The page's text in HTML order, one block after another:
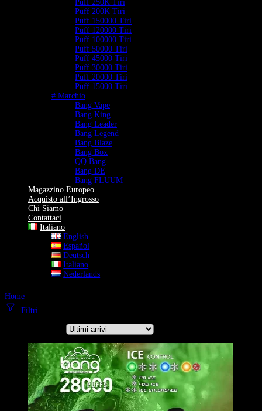
Puff 250K Tiri
Puff 200K Tiri
Puff 150000 Tiri
Puff 120000 Tiri
Puff 100000 Tiri
Puff 50000 Tiri
Puff 45000 Tiri
Puff 30000 Tiri
Puff 20000 Tiri
Puff 15000 Tiri
# Marchio
Bang Vape
Bang King
Bang Leader
Bang Legend
Bang Blaze
Bang Box
QQ Bang
Bang DE
Bang FLUUM
Magazzino Europeo
Acquisto all’Ingrosso
Chi Siamo
Contattaci
Italiano
English
Español
Deutsch
Italiano
Nederlands
Home
Filtri